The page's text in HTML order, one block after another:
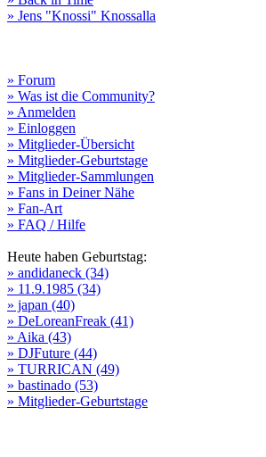
» Jens "Knossi" Knossalla
» Forum
» Was ist die Community?
» Anmelden
» Einloggen
» Mitglieder-Übersicht
» Mitglieder-Geburtstage
» Mitglieder-Sammlungen
» Fans in Deiner Nähe
» Fan-Art
» FAQ / Hilfe
Heute haben Geburtstag:
» andidaneck (34)
» 11.9.1985 (34)
» japan (40)
» DeLoreanFreak (41)
» Aika (43)
» DJFuture (44)
» TURRICAN (49)
» bastinado (53)
» Mitglieder-Geburtstage